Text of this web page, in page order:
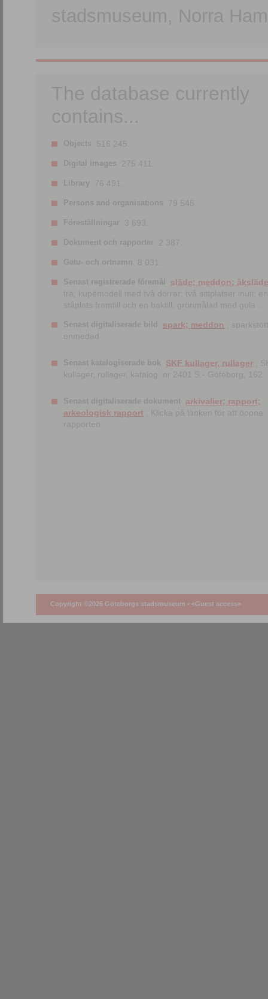
stadsmuseum, Norra
The database currently
contains...
Objects 516 245.
Digital images 275 411.
Library 76 491.
Persons and organisations 79 545.
Föreställningar 3 693.
Dokument och rapporter 2 387.
Gatu- och ortnamn 8 031.
Senast registrerade föremål
släde; meddon; åksläde
trä; kupémodell med två dörrar; två sittplatser inuti; en
ståplats framtill och en baktill; grönmålad med gula ...
Senast digitaliserade bild spark; meddon ;
enmedad
Senast katalogiserade bok SKF kullager, rullager ;
kullager, rullager, katalog. nr 2401 S.- Göteborg, 162
Senast digitaliserade dokument arkivalier; rapport;
arkeologisk rapport ; Klicka på länken för att öppna
rapporten
Copyright ©2026 Göteborgs stadsmuseum • <Guest access>